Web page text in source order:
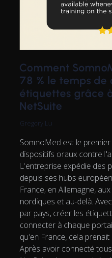
Comment
78 % le temps de
étiquettes grâce
NetSuite
Gregory Lu
SomnoMed est le
dispositifs oraux contre
L'entreprise expédie des
depuis ses hubs
France, en Allemagne,
nordiques et au-delà.
par pays, créer les
connecter à chaque
qu'en France, cela
Après avoir connecté